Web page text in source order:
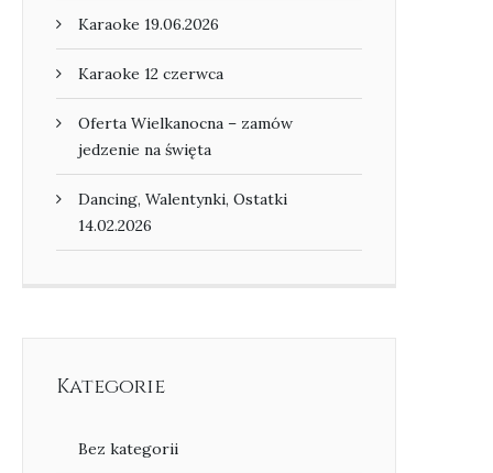
Karaoke 19.06.2026
Karaoke 12 czerwca
Oferta Wielkanocna – zamów
jedzenie na święta
Dancing, Walentynki, Ostatki
14.02.2026
Kategorie
Bez kategorii